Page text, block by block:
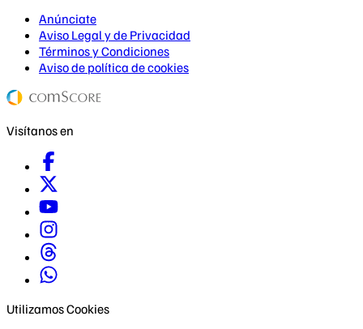
Anúnciate
Aviso Legal y de Privacidad
Términos y Condiciones
Aviso de política de cookies
Visítanos en
Utilizamos Cookies